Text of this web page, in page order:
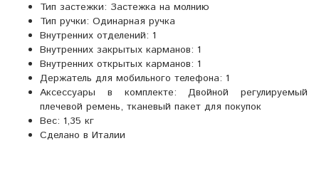
Тип застежки: Застежка на молнию
Тип ручки: Одинарная ручка
Внутренних отделений: 1
Внутренних закрытых карманов: 1
Внутренних открытых карманов: 1
Держатель для мобильного телефона: 1
Аксессуары в комплекте:
Двойной регулируемый
плечевой ремень, тканевый пакет для покупок
Вес: 1,35 кг
Сделано в Италии